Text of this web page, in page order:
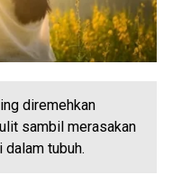
diremehkan
sambil merasakan
tubuh.